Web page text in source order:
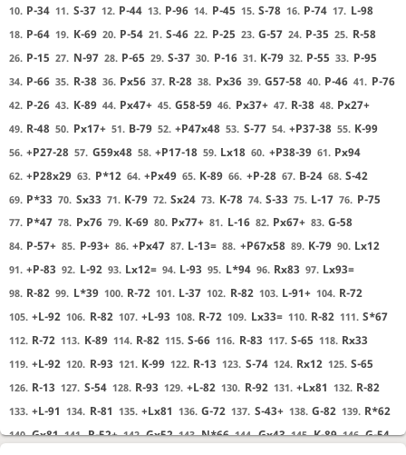
10. P-34 11. S-37 12. P-44 13. P-96 14. P-45 15. S-78 16. P-74 17. L-98
18. P-64 19. K-69 20. P-54 21. S-46 22. P-25 23. G-57 24. P-35 25. R-58
26. P-15 27. N-97 28. P-65 29. S-37 30. P-16 31. K-79 32. P-55 33. P-95
34. P-66 35. R-38 36. Px56 37. R-28 38. Px36 39. G57-58 40. P-46 41. P-76
42. P-26 43. K-89 44. Px47+ 45. G58-59 46. Px37+ 47. R-38 48. Px27+
49. R-48 50. Px17+ 51. B-79 52. +P47x48 53. S-77 54. +P37-38 55. K-99
56. +P27-28 57. G59x48 58. +P17-18 59. Lx18 60. +P38-39 61. Px94
62. +P28x29 63. P*12 64. +Px49 65. K-89 66. +P-28 67. B-24 68. S-42
69. P*33 70. Sx33 71. K-79 72. Sx24 73. K-78 74. S-33 75. L-17 76. P-75
77. P*47 78. Px76 79. K-69 80. Px77+ 81. L-16 82. Px67+ 83. G-58
84. P-57+ 85. P-93+ 86. +Px47 87. L-13= 88. +P67x58 89. K-79 90. Lx12
91. +P-83 92. L-92 93. Lx12= 94. L-93 95. L*94 96. Rx83 97. Lx93=
98. R-82 99. L*39 100. R-72 101. L-37 102. R-82 103. L-91+ 104. R-72
105. +L-92 106. R-82 107. +L-93 108. R-72 109. Lx33= 110. R-82 111. S*67
112. R-72 113. K-89 114. R-82 115. S-66 116. R-83 117. S-65 118. Rx33
119. +L-92 120. R-93 121. K-99 122. R-13 123. S-74 124. Rx12 125. S-65
126. R-13 127. S-54 128. R-93 129. +L-82 130. R-92 131. +Lx81 132. R-82
133. +L-91 134. R-81 135. +Lx81 136. G-72 137. S-43+ 138. G-82 139. R*62
140. Gx81 141. R-52+ 142. Gx52 143. N*66 144. Gx43 145. K-89 146. G-54